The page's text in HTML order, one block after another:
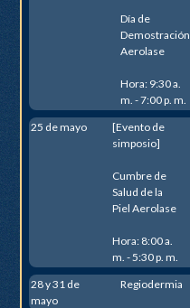
Día de
Demostración
Aerolase
Hora: 9:30 a.
m. - 7:00 p. m.
25 de mayo
[Evento de
simposio]
Cumbre de
Salud de la
Piel Aerolase
Hora: 8:00 a.
m. - 5:30 p. m.
28 y 31 de
mayo
Regiodermia